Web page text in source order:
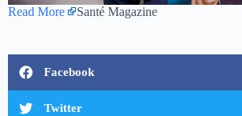
Read More Santé Magazine
Facebook
Twitter